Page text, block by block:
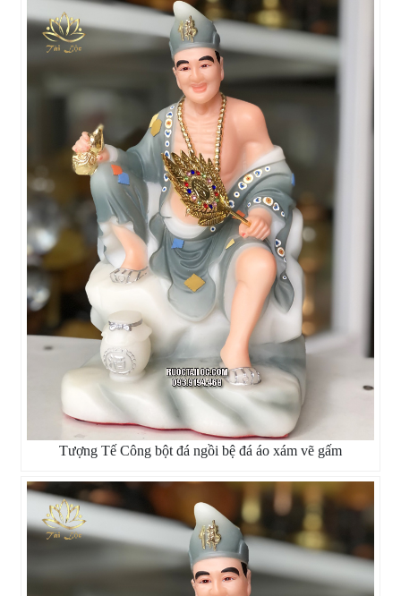
Tượng Tế Công bột đá ngồi bệ đá áo xám vẽ gấm